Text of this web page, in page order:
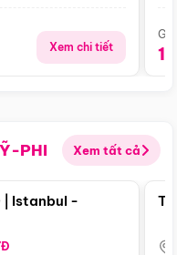
Xem chi tiết
PHI Xem tất cả
Điểm nổi bật
| Istanbul -